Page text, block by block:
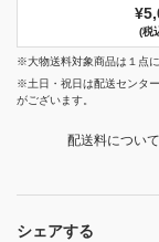
シェアする
(税
※大物送料対象商品は１点
※土日・祝日は配送センタ
がございます。
配送料について